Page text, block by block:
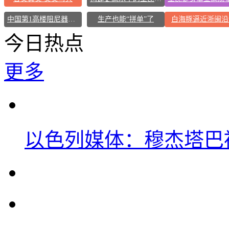
中国第1高楼阻尼器摆动明显 生产也能“拼单”了 白海豚逼近浙闽
今日热点
更多
以色列媒体：穆杰塔